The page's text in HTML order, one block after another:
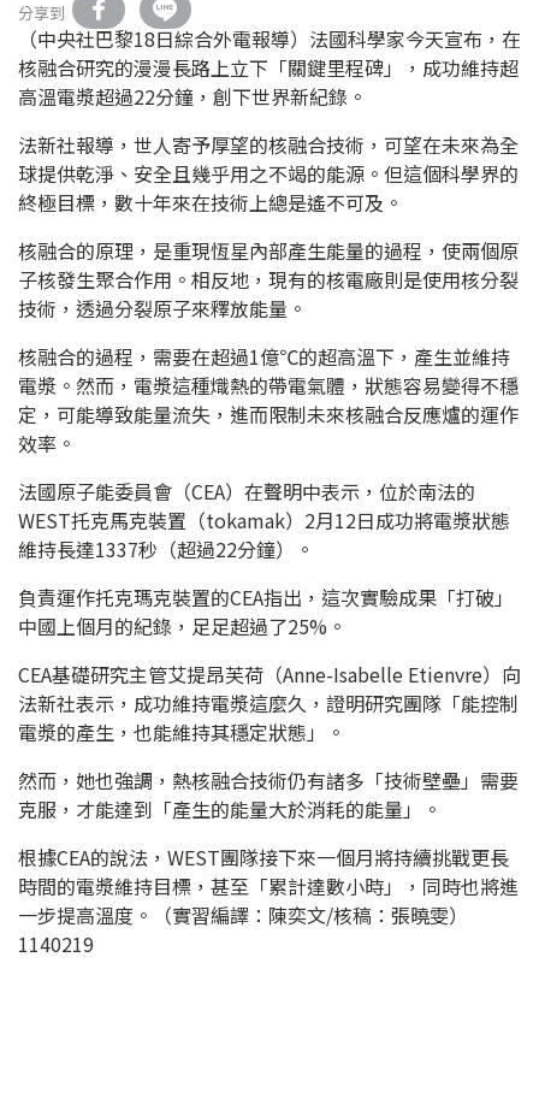
分享到
（中央社巴黎18日綜合外電報導）法國科學家今天宣布，在
核融合研究的漫漫長路上立下「關鍵里程碑」，成功維持超
高溫電漿超過22分鐘，創下世界新紀錄。
法新社報導，世人寄予厚望的核融合技術，可望在未來為全
球提供乾淨、安全且幾乎用之不竭的能源。但這個科學界的
終極目標，數十年來在技術上總是遙不可及。
核融合的原理，是重現恆星內部產生能量的過程，使兩個原
子核發生聚合作用。相反地，現有的核電廠則是使用核分裂
技術，透過分裂原子來釋放能量。
核融合的過程，需要在超過1億℃的超高溫下，產生並維持
電漿。然而，電漿這種熾熱的帶電氣體，狀態容易變得不穩
定，可能導致能量流失，進而限制未來核融合反應爐的運作
效率。
法國原子能委員會（CEA）在聲明中表示，位於南法的
WEST托克馬克裝置（tokamak）2月12日成功將電漿狀態
維持長達1337秒（超過22分鐘）。
負責運作托克瑪克裝置的CEA指出，這次實驗成果「打破」
中國上個月的紀錄，足足超過了25%。
CEA基礎研究主管艾提昂芙荷（Anne-Isabelle Etienvre）向
法新社表示，成功維持電漿這麼久，證明研究團隊「能控制
電漿的產生，也能維持其穩定狀態」。
然而，她也強調，熱核融合技術仍有諸多「技術壁壘」需要
克服，才能達到「產生的能量大於消耗的能量」。
根據CEA的說法，WEST團隊接下來一個月將持續挑戰更長
時間的電漿維持目標，甚至「累計達數小時」，同時也將進
一步提高溫度。（實習編譯：陳奕文/核稿：張曉雯）
1140219